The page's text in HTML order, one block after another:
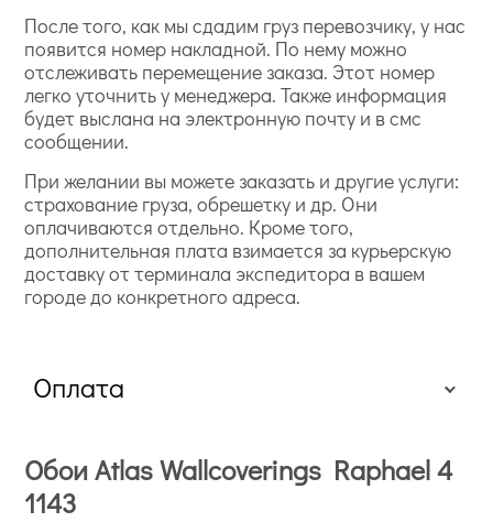
После того, как мы сдадим груз перевозчику, у нас
появится номер накладной. По нему можно
отслеживать перемещение заказа. Этот номер
легко уточнить у менеджера. Также информация
будет выслана на электронную почту и в смс
сообщении.
При желании вы можете заказать и другие услуги:
страхование груза, обрешетку и др. Они
оплачиваются отдельно. Кроме того,
дополнительная плата взимается за курьерскую
доставку от терминала экспедитора в вашем
городе до конкретного адреса.
Оплата
Обои Atlas Wallcoverings Raphael 4
1143